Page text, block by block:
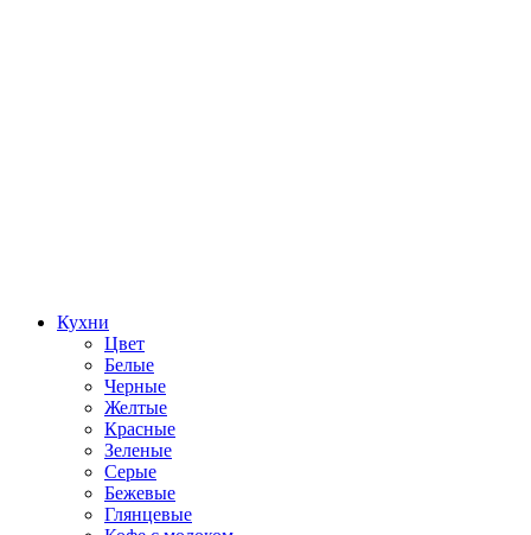
Кухни
Цвет
Белые
Черные
Желтые
Красные
Зеленые
Серые
Бежевые
Глянцевые